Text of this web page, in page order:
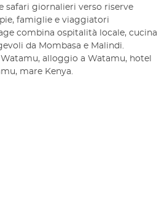
safari giornalieri verso riserve
famiglie e viaggiatori
combina ospitalità locale, cucina
da Mombasa e Malindi.
alloggio a Watamu, hotel
mare Kenya.